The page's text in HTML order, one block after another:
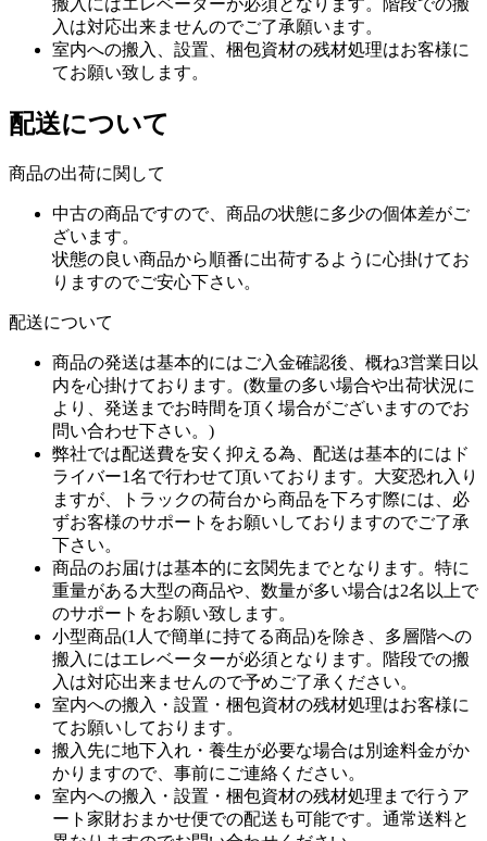
入は対応出来ませんのでご了承願います。
室内への搬入、設置、梱包資材の残材処理はお客様に
てお願い致します。
配送について
商品の出荷に関して
中古の商品ですので、商品の状態に多少の個体差がご
ざいます。
状態の良い商品から順番に出荷するように心掛けてお
りますのでご安心下さい。
配送について
商品の発送は基本的にはご入金確認後、概ね3営業日以
内を心掛けております。(数量の多い場合や出荷状況に
より、発送までお時間を頂く場合がございますのでお
問い合わせ下さい。)
弊社では配送費を安く抑える為、配送は基本的にはド
ライバー1名で行わせて頂いております。大変恐れ入り
ますが、トラックの荷台から商品を下ろす際には、必
ずお客様のサポートをお願いしておりますのでご了承
下さい。
商品のお届けは基本的に玄関先までとなります。特に
重量がある大型の商品や、数量が多い場合は2名以上で
のサポートをお願い致します。
小型商品(1人で簡単に持てる商品)を除き、多層階への
搬入にはエレベーターが必須となります。階段での搬
入は対応出来ませんので予めご了承ください。
室内への搬入・設置・梱包資材の残材処理はお客様に
てお願いしております。
搬入先に地下入れ・養生が必要な場合は別途料金がか
かりますので、事前にご連絡ください。
室内への搬入・設置・梱包資材の残材処理まで行うア
ート家財おまかせ便での配送も可能です。通常送料と